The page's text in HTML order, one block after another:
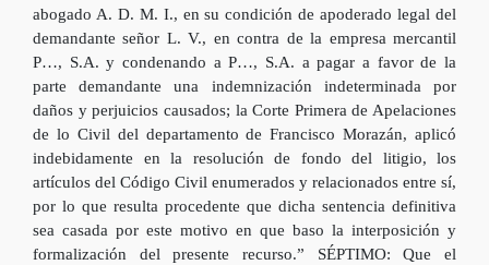
abogado A. D. M. I., en su condición de apoderado legal del
demandante señor L. V., en contra de la empresa mercantil
P…, S.A. y condenando a P…, S.A. a pagar a favor de la
parte demandante una indemnización indeterminada por
daños y perjuicios causados; la Corte Primera de Apelaciones
de lo Civil del departamento de Francisco Morazán, aplicó
indebidamente en la resolución de fondo del litigio, los
artículos del Código Civil enumerados y relacionados entre sí,
por lo que resulta procedente que dicha sentencia definitiva
sea casada por este motivo en que baso la interposición y
formalización del presente recurso.” SÉPTIMO: Que el